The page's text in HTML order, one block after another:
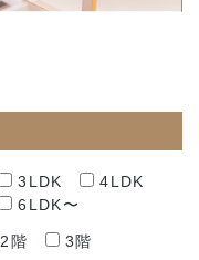
3LDK
4LDK
6LDK〜
2階 3階